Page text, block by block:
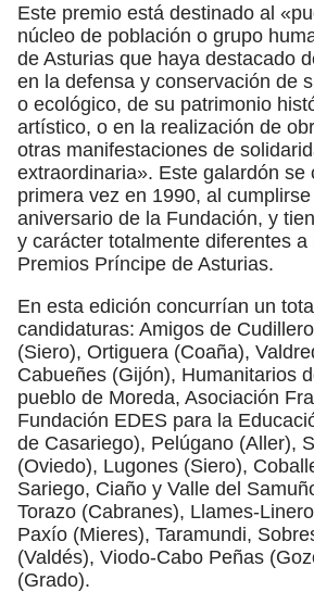
Este premio está destinado al
núcleo de población o grupo
de Asturias que haya destacado
en la defensa y conservación de
o ecológico, de su patrimonio
artístico, o en la realización de
otras manifestaciones de
extraordinaria». Este galardón se
primera vez en 1990, al
aniversario de la Fundación, y
y carácter totalmente diferentes a
Premios Príncipe de Asturias.
En esta edición concurrían un
candidaturas: Amigos de
(Siero), Ortiguera (Coaña),
Cabueñes (Gijón), Humanitarios
pueblo de Moreda, Asociación
Fundación EDES para la
de Casariego), Pelúgano (Aller),
(Oviedo), Lugones (Siero),
Sariego, Ciaño y Valle del
Torazo (Cabranes), Llames-
Paxío (Mieres), Taramundi,
(Valdés), Viodo-Cabo Peñas
(Grado).